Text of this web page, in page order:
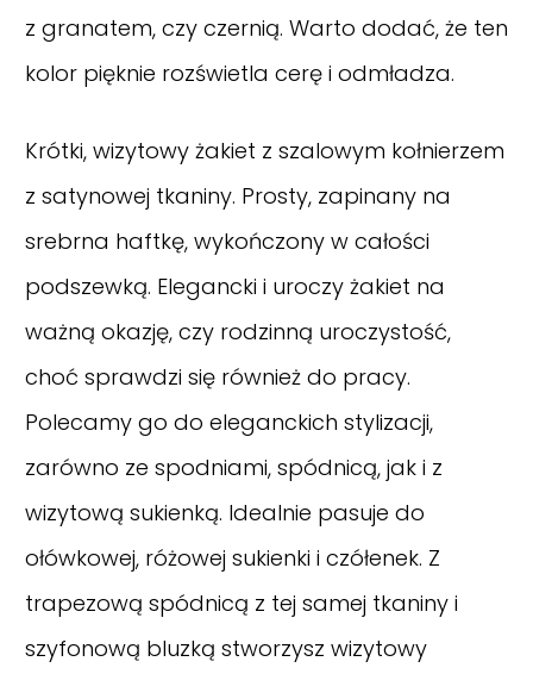
z granatem, czy czernią. Warto dodać, że ten
kolor pięknie rozświetla cerę i odmładza.
Krótki, wizytowy żakiet z szalowym kołnierzem
z satynowej tkaniny. Prosty, zapinany na
srebrna haftkę, wykończony w całości
podszewką. Elegancki i uroczy żakiet na
ważną okazję, czy rodzinną uroczystość,
choć sprawdzi się również do pracy.
Polecamy go do eleganckich stylizacji,
zarówno ze spodniami, spódnicą, jak i z
wizytową sukienką. Idealnie pasuje do
ołówkowej, różowej sukienki i czółenek. Z
trapezową spódnicą z tej samej tkaniny i
szyfonową bluzką stworzysz wizytowy